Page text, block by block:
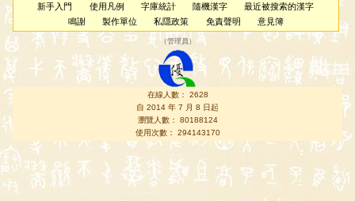
新手入門 使用凡例 字庫統計 隨機漢字
最近被搜索的漢字
鳴謝
製作單位 私隱政策 免責聲明 意見簿
（管理員 ）
在線人數： 2628
自 2014 年 7 月 8 日起
瀏覽人數： 80188124
使用次數： 294143170